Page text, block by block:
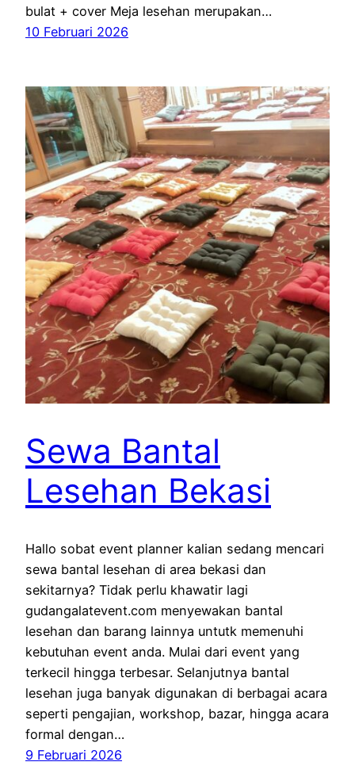
bulat + cover Meja lesehan merupakan…
10 Februari 2026
Sewa Bantal
Lesehan Bekasi
Hallo sobat event planner kalian sedang mencari
sewa bantal lesehan di area bekasi dan
sekitarnya? Tidak perlu khawatir lagi
gudangalatevent.com menyewakan bantal
lesehan dan barang lainnya untutk memenuhi
kebutuhan event anda. Mulai dari event yang
terkecil hingga terbesar. Selanjutnya bantal
lesehan juga banyak digunakan di berbagai acara
seperti pengajian, workshop, bazar, hingga acara
formal dengan…
9 Februari 2026